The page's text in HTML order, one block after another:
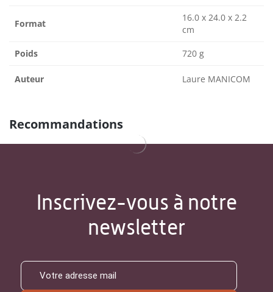
Format
16.0 x 24.0 x 2.2
cm
Poids 720 g
Auteur Laure MANICOM
Recommandations
Inscrivez-vous à notre
newsletter